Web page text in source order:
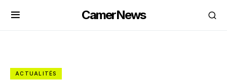
CamerNews
ACTUALITÉS